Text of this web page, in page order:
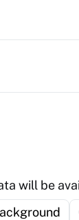
will be